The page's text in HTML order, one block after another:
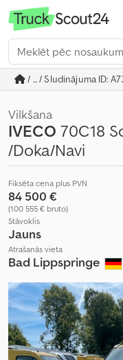
/ ... / Sludinājuma ID:
Vilkšana
IVECO 70C18
/Doka/Navi
Fiksēta cena plus PVN
84 500 €
(100 555 € bruto)
Stāvoklis
Jauns
Atrašanās vieta
Bad Lippspringe